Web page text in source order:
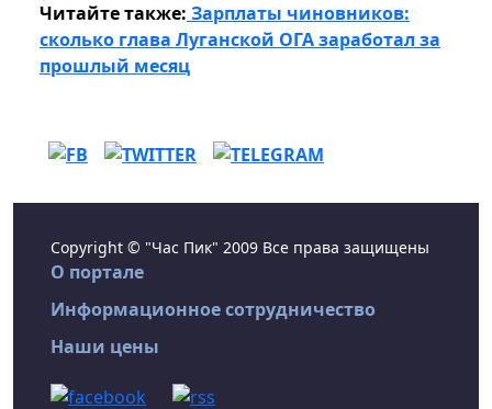
Читайте также: Зарплаты чиновников:
сколько глава Луганской ОГА заработал за
прошлый месяц
Copyright © "Час Пик" 2009 Все права защищены
О портале
Информационное сотрудничество
Наши цены